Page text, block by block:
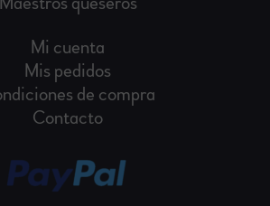
Mi cuenta
Mis pedidos
de compra
Contacto